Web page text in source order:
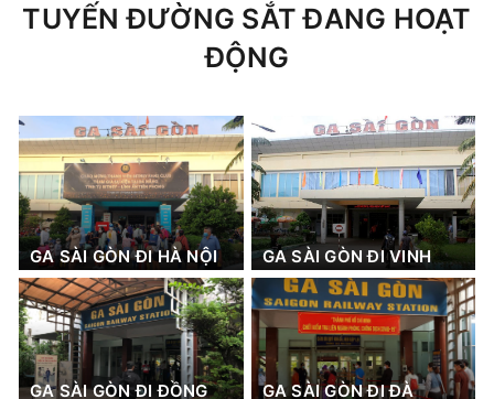
TUYẾN ĐƯỜNG SẮT ĐANG HOẠT
ĐỘNG
GA SÀI GÒN ĐI HÀ NỘI GA SÀI GÒN ĐI VINH
GA SÀI GÒN ĐI ĐỒNG GA SÀI GÒN ĐI ĐÀ